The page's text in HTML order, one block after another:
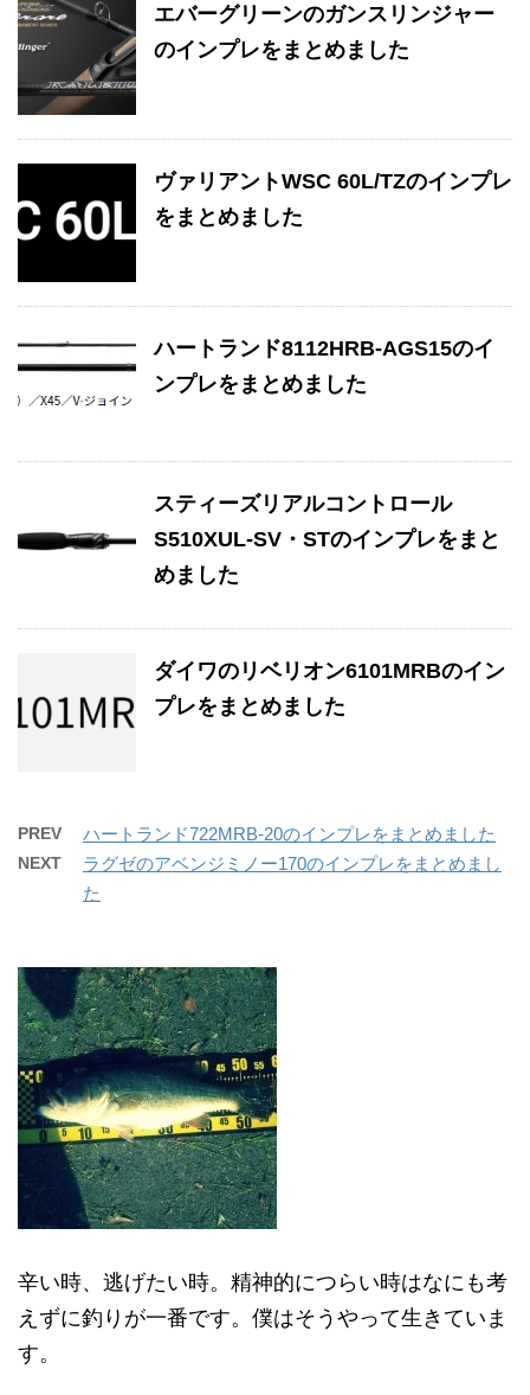
エバーグリーンのガンスリンジャー
のインプレをまとめました
ヴァリアントWSC 60L/TZのインプレ
をまとめました
ハートランド8112HRB-AGS15のイ
ンプレをまとめました
スティーズリアルコントロール
S510XUL-SV・STのインプレをまと
めました
ダイワのリベリオン6101MRBのイン
プレをまとめました
PREV ハートランド722MRB-20のインプレをまとめました
NEXT
ラグゼのアベンジミノー170のインプレをまとめまし
た
辛い時、逃げたい時。精神的につらい時はなにも考
えずに釣りが一番です。僕はそうやって生きていま
す。